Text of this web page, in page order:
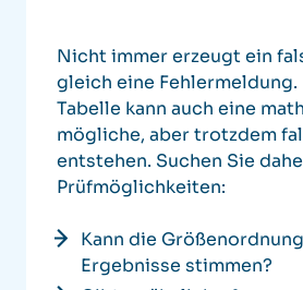
Nicht immer erzeugt ein
gleich eine Fehlermeldung.
Tabelle kann auch eine
mögliche, aber trotzdem
entstehen. Suchen Sie
Prüfmöglichkeiten:
Kann die
Ergebnisse stimmen?